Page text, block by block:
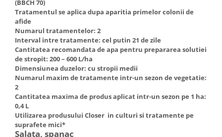
(BBCH 70)
Tratamentul se aplica dupa aparitia primelor colonii de
afide
Numarul tratamentelor: 2
Interval intre tratamente: cel putin 21 de zile
Cantitatea recomandata de apa pentru prepararea solutiei
de stropit: 200 – 600 L/ha
Dimensiunea duzelor: cu stropii medii
Numarul maxim de tratamente intr-un sezon de vegetatie:
2
Cantitatea maxima de produs aplicat intr-un sezon pe 1 ha:
0,4 L
Utilizarea produsului Closer in culturi si tratamente pe
suprafete mici*
Salata, spanac